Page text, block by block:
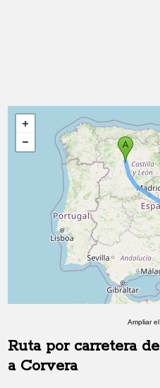
Ampliar el
Ruta por carretera de
a Corvera